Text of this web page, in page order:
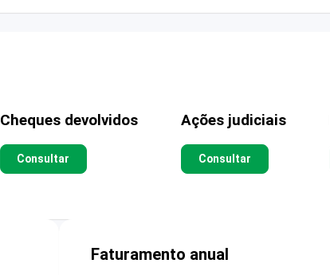
Cheques devolvidos
Consultar
Ações judiciais
Consultar
Faturamento anual